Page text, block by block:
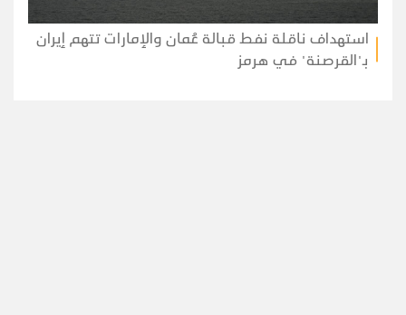
استهداف ناقلة نفط قبالة عُمان والإمارات تتهم إيران
بـ"القرصنة" في هرمز